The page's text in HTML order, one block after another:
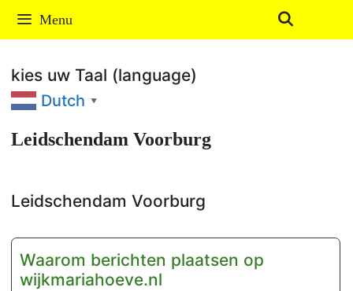
Ga
naar
inhoud
Menu
kies uw Taal (language)
Dutch ▼
Leidschendam Voorburg
Leidschendam Voorburg
Waarom berichten plaatsen op
wijkmariahoeve.nl